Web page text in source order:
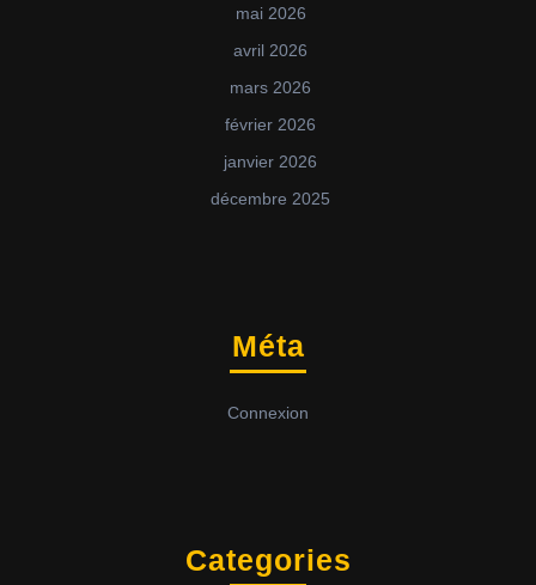
mai 2026
avril 2026
mars 2026
février 2026
janvier 2026
décembre 2025
Méta
Connexion
Categories